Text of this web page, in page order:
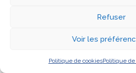
Refuser
Voir les
Politique de cookiesPolitique
de l’Assiette santé, veuillez consulter le site Web
http://www.thenutritionsource.org) de même que